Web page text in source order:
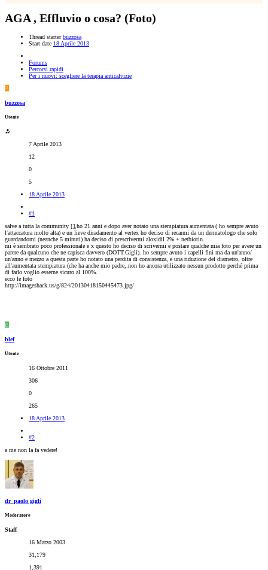
AGA , Effluvio o cosa? (Foto)
Thread starter buzzosa
Start date 18 Aprile 2013
Forums
Percorsi rapidi
Per i nuovi: scegliere la terapia anticalvizie
B
buzzosa
Utente
7 Aprile 2013
12
0
5
18 Aprile 2013
#1
salve a tutta la community [],ho 21 anni e dopo aver notato una stempiatura aumentata ( ho sempre avuto
l'attaccatura molto alta) e un lieve diradamento al vertex ho deciso di recarmi da un dermatologo che solo
guardandomi (neanche 5 minuti) ha deciso di prescrivermi aloxidil 2% + netbiotin.
mi è sembrato poco professionale e x questo ho deciso di scrivermi e postare qualche mia foto per avere un
parere da qualcuno che ne capisca davvero (DOTT.Gigli). ho sempre avuto i capelli fini ma da un'anno/
un'anno e mezzo a questa parte ho notato una perdita di consistenza, e una riduzione del diametro, oltre
all'aumentata stempiatura (che ha anche mio padre,.non ho ancora utilizzato nessun prodotto perchè prima
di farlo voglio esserne sicuro al 100%.
ecco le foto
http://imageshack.us/g/824/20130418150445473.jpg/
B
blef
Utente
16 Ottobre 2011
306
0
265
18 Aprile 2013
#2
a me non la fa vedere!
dr_paolo gigli
Moderatore
Staff
16 Marzo 2003
31,179
1,391